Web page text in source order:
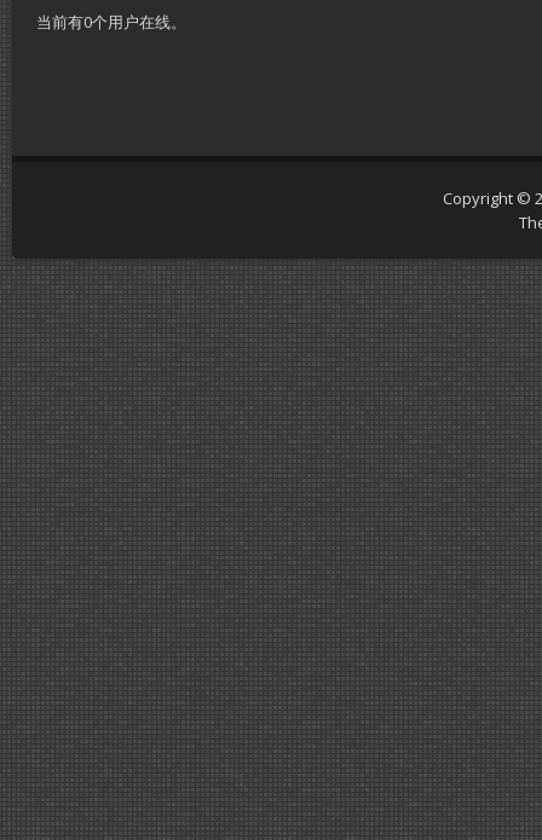
当前有0个用户在线。
Copyright ©